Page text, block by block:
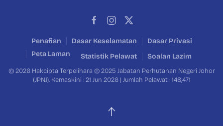
Penafian Dasar Keselamatan
Dasar Privasi
Peta Laman
Statistik Pelawat Soalan Lazim
© 2026 Hakcipta Terpelihara © 2025 Jabatan Perhutanan Negeri Johor
(JPNJ). Kemaskini : 21 Jun 2026 | Jumlah Pelawat : 148,471